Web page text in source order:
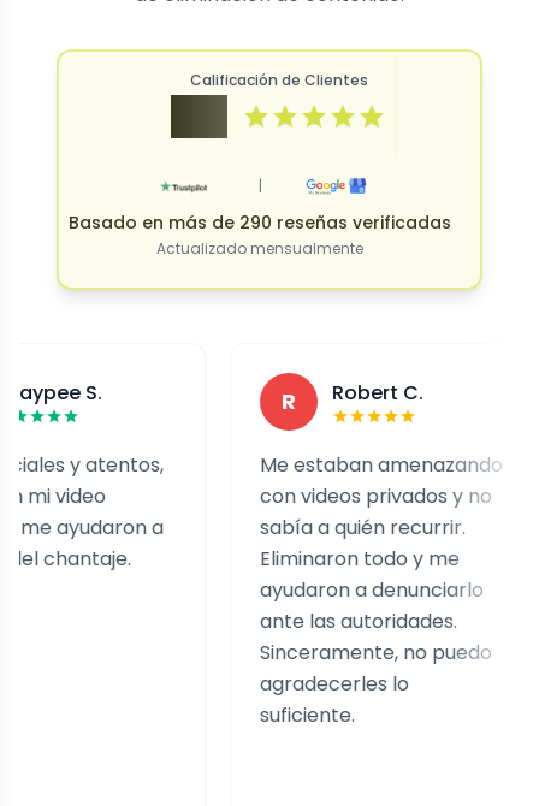
Calificación de Clientes
|
Basado en más de 290 reseñas verificadas
Actualizado mensualmente
a
Robert C.
Me estaban amenazando
con videos privados y no
sabía a quién recurrir.
Eliminaron todo y me
ayudaron a denunciarlo
ante las autoridades.
Sinceramente, no puedo
agradecerles lo
suficiente.